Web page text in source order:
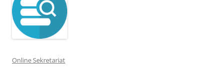
Online Sekretariat